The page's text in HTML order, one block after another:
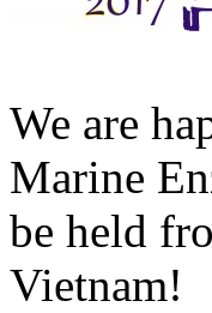
We are
Marine
be held
Vietnam!